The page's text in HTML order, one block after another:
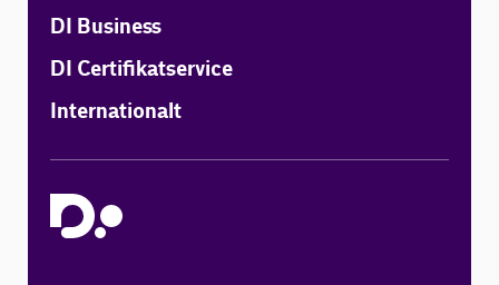
DI Business
DI Certifikatservice
Internationalt